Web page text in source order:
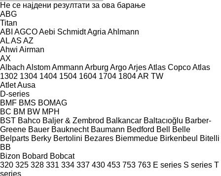
Не се најдени резултати за ова барање
ABG
Titan
ABI AGCOAebi SchmidtAgria Ahlmann
ALAS AZ
Ahwi Airman
AX
Albach AlstomAmmann Arburg ArgoArjesAtlas CopcoAtlas
1302 1304 1404 1504 1604 1704 1804AR TW
AtletAusa
D-series
BMF BMS BOMAG
BC BM BW MPH
BST Bahco Baljer & Zembrod Balkancar Baltacıoğlu Barber-
Greene Bauer Bauknecht Baumann Bedford Bell
Belle
Belparts Berky Bertolini Bezares Biemmedue Birkenbeul
Bitelli
BB
Bizon Bobard Bobcat
320 325 328 331 334 337 430 453 753 763 E series S series T
series